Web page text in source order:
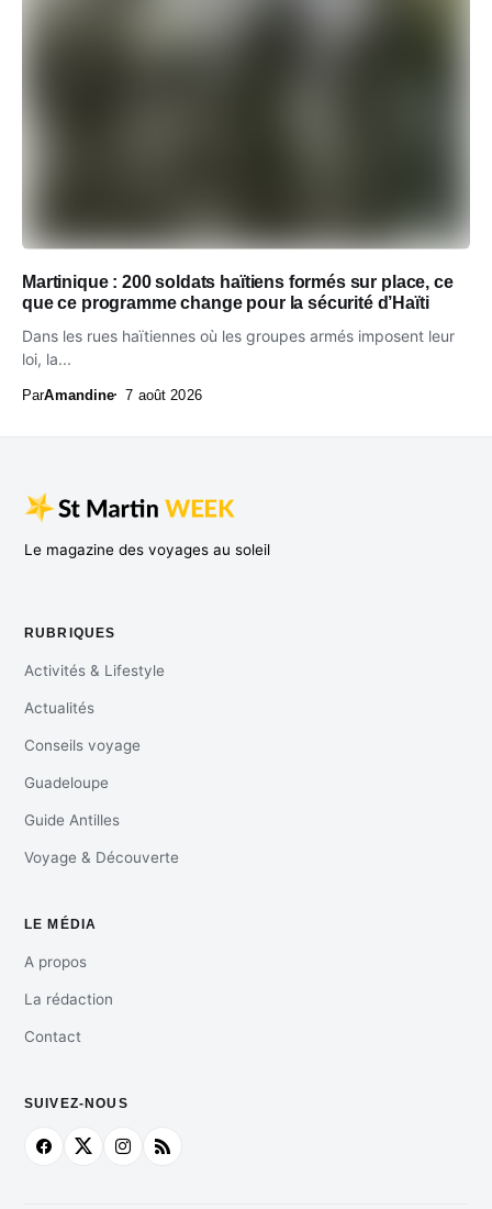
Martinique : 200 soldats haïtiens formés sur place, ce
que ce programme change pour la sécurité d’Haïti
Dans les rues haïtiennes où les groupes armés imposent leur
loi, la...
ParAmandine 7 août 2026
Le magazine des voyages au soleil
RUBRIQUES
Activités & Lifestyle
Actualités
Conseils voyage
Guadeloupe
Guide Antilles
Voyage & Découverte
LE MÉDIA
A propos
La rédaction
Contact
SUIVEZ-NOUS